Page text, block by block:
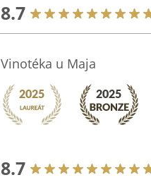
8.7
Vinotéka u Maja
8.7